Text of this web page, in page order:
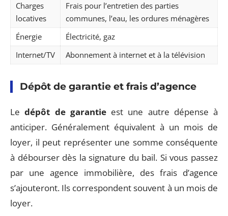
Charges
locatives
Frais pour l’entretien des parties
communes, l’eau, les ordures ménagères
Énergie
Électricité, gaz
Internet/TV
Abonnement à internet et à la télévision
Dépôt de garantie et frais d’agence
Ledépôt de garantieest une autre dépense à
anticiper. Généralement équivalent à un mois de
loyer, il peut représenter une somme conséquente
à débourser dès la signature du bail. Si vous passez
par une agence immobilière, des frais d’agence
s’ajouteront. Ils correspondent souvent à un mois de
loyer.